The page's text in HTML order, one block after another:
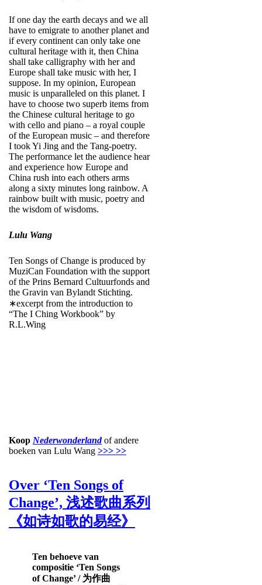
If one day the earth decays and we all
have to emigrate to another planet and
if every continent can only take one
cultural heritage with it, then China
shall take calligraphy with her and
Europe shall take music with her, I
suppose. In my opinion, European
music is unparalleled on this planet. I
have to choose two superb items from
the Chinese cultural heritage to go
with cello and piano – a royal couple
of the European music – and therefore
I took Yi Jing and the Tang-poetry.
The performance let the audience hear
and experience how Europe and
China rush into each others arms
along a sixty minutes long rainbow. A
rainbow built with music, poetry and
the wisdom of wisdoms.
Lulu Wang
Ten Songs of Change is produced by
MuziCan Foundation with the support
of the Prins Bernard Cultuurfonds and
the Gravin van Bylandt Stichting.
∗excerpt from the introduction to
“The I Ching Workbook” by
R.L.Wing
Koop Nederwonderlandof andere
boeken van Lulu Wang >>> >>
Over ‘Ten Songs of
Change’, 浅述歌曲系列
《如诗如歌的易经》
Ten behoeve van
compositie ‘Ten Songs
of Change’ / 为作曲